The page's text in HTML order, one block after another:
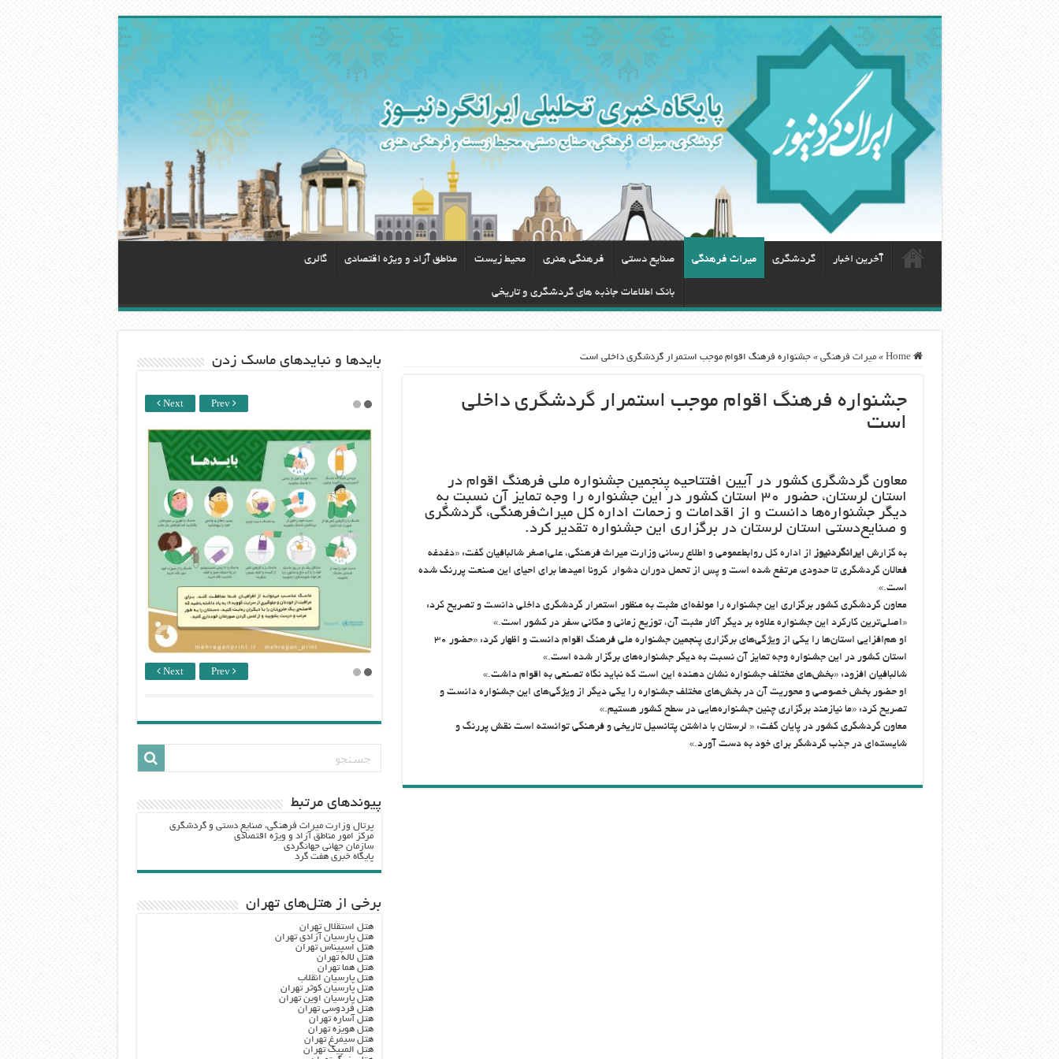
آخرین اخبار گردشگری ميراث فرهنگی صنایع دستی فرهنگی هنری محيط زيست مناطق آزاد و ویژه اقتصادی گالری
بانک اطلاعات جاذبه های گردشگری و تاریخی
Home
» ميراث فرهنگی » جشنواره فرهنگ اقوام موجب استمرار گردشگری داخلی است
جشنواره فرهنگ اقوام موجب استمرار گردشگری داخلی
است
معاون گردشگری کشور در آیین افتتاحیه پنجمین جشنواره ملی فرهنگ اقوام در
استان لرستان، حضور ۳۰ استان کشور در این جشنواره را وجه تمایز آن نسبت به
دیگر جشنواره‌ها دانست و از اقدامات و زحمات اداره کل میراث‌فرهنگی، گردشگری
و صنایع‌دستی استان لرستان در برگزاری این جشنواره تقدیر کرد.
به گزارش ایرانگردنیوز از اداره کل روابط‌عمومی و اطلاع رسانی وزارت میراث فرهنگی، علی‌اصغر شالبافیان گفت: «‌دغدغه
فعالان گردشگری تا حدودی مرتفع شده است و پس از تحمل دوران دشوار کرونا امیدها برای احیای این صنعت پررنگ شده
است.»
معاون گردشگری کشور برگزاری این جشنواره را مولفه‌ای مثبت به منظور استمرار گردشگری داخلی دانست و تصریح کرد:
«‌اصلی‌ترین کارکرد این جشنواره علاوه بر دیگر آثار مثبت آن، توزیع زمانی و مکانی سفر در کشور است.»
او هم‌افزایی استان‌ها را یکی از ویژگی‌های برگزاری پنجمین جشنواره ملی فرهنگ اقوام دانست و اظهار کرد: «‌حضور ۳۰
استان کشور در این جشنواره وجه تمایز آن نسبت به دیگر جشنواره‌های برگزار شده است.»
شالبافیان افزود: «‌بخش‌های مختلف جشنواره نشان دهنده این است که نباید نگاه تصنعی به اقوام داشت.»
او حضور بخش خصوصی و محوریت آن در بخش‌های مختلف جشنواره را یکی دیگر از ویژگی‌های این جشنواره دانست و
تصریح کرد: «‌ما نیازمند برگزاری چنین جشنواره‌هایی در سطح کشور هستیم.»
معاون گردشگری کشور در پایان گفت: «‌ لرستان با داشتن پتانسیل تاریخی و فرهنگی توانسته است نقش پررنگ و
شایسته‌ای در جذب گردشگر برای خود به دست آورد.»
باید‌ها و نبایدهای ماسک زدن
Next Prev
Next Prev
پيوندهاي مرتبط
پرتال وزارت ميراث فرهنگي، صنایع دستی و گردشگري
مرکز امور مناطق آزاد و ویژه اقتصادی
سازمان جهانی جهانگردی
پایگاه خبری هفت گرد
برخی از هتل‌های تهران
هتل استقلال تهران
هتل پارسیان آزادی تهران
هتل اسپیناس تهران
هتل لاله تهران
هتل هما تهران
هتل پارسیان انقلاب
هتل پارسیان کوثر تهران
هتل پارسیان اوین تهران
هتل فردوسی تهران
هتل آساره تهران
هتل هویزه تهران
هتل سیمرغ تهران
هتل المپیک تهران